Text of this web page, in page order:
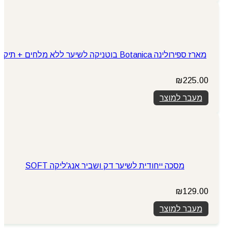
מארז ספירולינה Botanica בוטניקה לשיער ללא מלחים + תיק
₪225.00
מעבר למוצר
מסכה ייחודית לשיער דק ושביר אנג'ליקה SOFT
₪129.00
מעבר למוצר